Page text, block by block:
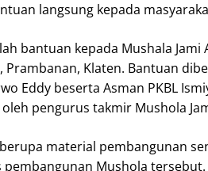
langsung kepada
bantuan kepada Mushala Jami
Prambanan, Klaten. Bantuan
Eddy beserta Asman PKBL
pengurus takmir Mushola
material pembangunan
Mushola tersebut.